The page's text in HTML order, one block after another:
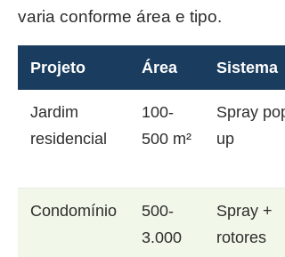
varia conforme área e tipo.
Projeto Área Sistema
Jardim
residencial
100-
500 m²
Spray pop-
up
Condomínio
500-
3.000
Spray +
rotores